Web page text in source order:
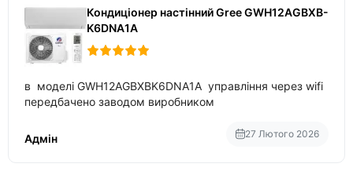
Кондиціонер настінний Gree GWH12AGBXB-
K6DNA1A
в моделі GWH12AGBXBK6DNA1A управління через wifi
передбачено заводом виробником
Адмін 27 Лютого 2026